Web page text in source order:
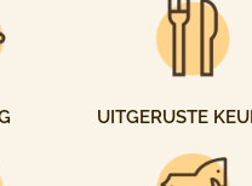
UITGERUSTE